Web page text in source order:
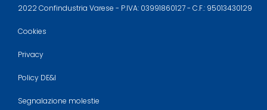
2022 Confindustria Varese - P.IVA: 03991860127 - C.F.: 95013430129
Cookies
Privacy
Policy DE&I
Segnalazione molestie